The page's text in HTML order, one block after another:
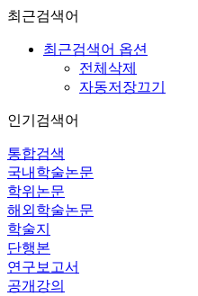
최근검색어
최근검색어 옵션
전체삭제
자동저장끄기
인기검색어
통합검색
국내학술논문
학위논문
해외학술논문
학술지
단행본
연구보고서
공개강의